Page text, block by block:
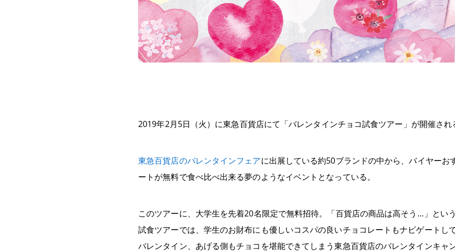
2019年2月5日（火）に東急百貨店にて「バレンタインチョコ試食ツアー」が開催され
東急百貨店のバレンタインフェアに出展している約50ブランドの中から、バイヤーお
ートが無料で食べ比べ出来る夢のようなイベントとなっている。
このツアーに、大学生を先着20名限定で無料招待。
「百貨店の商品は高そう…」とい
試食ツアーでは、学生のお財布にも優しいコスパの良いチョコレートもナビゲートし
バレンタイン、あげる側もチョコを堪能できてしまう東急百貨店のバレンタインキャ